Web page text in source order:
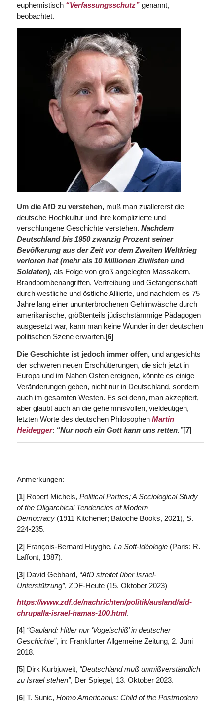
euphemistisch “Verfassungsschutz”genannt,
beobachtet.
Um die AfD zu verstehen,muß man zuallererst die
deutsche Hochkultur und ihre komplizierte und
verschlungene Geschichte verstehen. Nachdem
Deutschland bis 1950 zwanzig Prozent seiner
Bevölkerung aus der Zeit vor dem Zweiten Weltkrieg
verloren hat (mehr als 10 Millionen Zivilisten und
Soldaten), als Folge von groß angelegten Massakern,
Brandbombenangriffen, Vertreibung und Gefangenschaft
durch westliche und östliche Alliierte, und nachdem es 75
Jahre lang einer ununterbrochenen Gehirnwäsche durch
amerikanische, größtenteils jüdischstämmige Pädagogen
ausgesetzt war, kann man keine Wunder in der deutschen
politischen Szene erwarten.[6]
Die Geschichte ist jedoch immer offen,und angesichts
der schweren neuen Erschütterungen, die sich jetzt in
Europa und im Nahen Osten ereignen, könnte es einige
Veränderungen geben, nicht nur in Deutschland, sondern
auch im gesamten Westen. Es sei denn, man akzeptiert,
aber glaubt auch an die geheimnisvollen, vieldeutigen,
letzten Worte des deutschen Philosophen Martin
Heidegger: “Nur noch ein Gott kann uns retten.”[7]
Anmerkungen:
[1] Robert Michels, Political Parties; A Sociological Study
of the Oligarchical Tendencies of Modern
Democracy(1911 Kitchener; Batoche Books, 2021), S.
224-235.
[2] François-Bernard Huyghe, La Soft-Idéologie(Paris: R.
Laffont, 1987).
[3] David Gebhard, “AfD streitet über Israel-
Unterstützung”, ZDF-Heute (15. Oktober 2023)
https://www.zdf.de/nachrichten/politik/ausland/afd-
chrupalla-israel-hamas-100.html.
[4] “Gauland: Hitler nur ‘Vogelschiß’ in deutscher
Geschichte”, in: Frankfurter Allgemeine Zeitung, 2. Juni
2018.
[5] Dirk Kurbjuweit, “Deutschland muß unmißverständlich
zu Israel stehen”, Der Spiegel, 13. Oktober 2023.
[6] T. Sunic, Homo Americanus: Child of the Postmodern